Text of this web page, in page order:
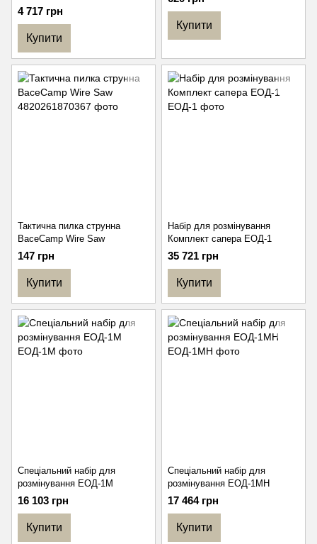
4 717 грн
Купити
Купити
Тактична пилка струнна
BaceCamp Wire Saw
147 грн
Купити
Набір для розмінування
Комплект сапера ЕОД-1
35 721 грн
Купити
Спеціальний набір для
розмінування ЕОД-1М
16 103 грн
Купити
Спеціальний набір для
розмінування ЕОД-1МН
17 464 грн
Купити